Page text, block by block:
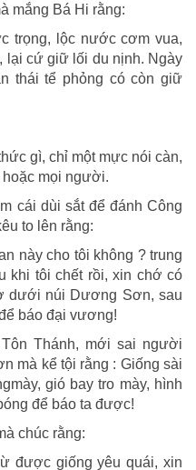
mắng Bá Hi rằng:
trọng, lộc nước cơm vua,
lại cứ giữ lối du nịnh. Ngày
thái tể phỏng có còn giữ
gì, chỉ một mực nói càn,
hoặc mọi người.
cái dùi sắt để đánh Công
to lên rằng:
này cho tôi không ? trung
khi tôi chết rồi, xin chớ có
dưới núi Dương Sơn, sau
báo đại vương!
Thánh, mới sai người
mà kể tội rằng : Giống sài
gió bay tro mày, hình
để báo ta được!
chúc rằng:
được giống yêu quái, xin